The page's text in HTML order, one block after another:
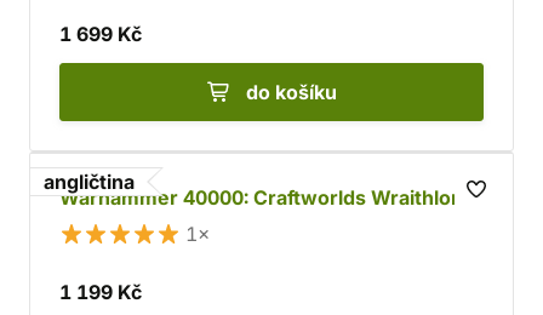
1 699 Kč
do košíku
angličtina
Warhammer 40000: Craftworlds Wraithlord
1×
1 199 Kč